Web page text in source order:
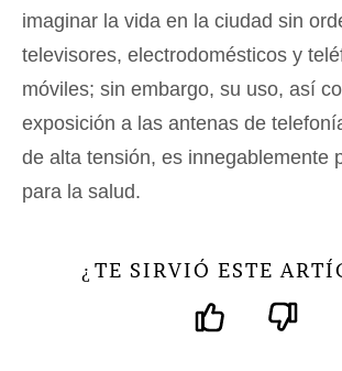
imaginar la vida en la ciudad sin
televisores, electrodomésticos y
móviles; sin embargo, su uso, así
exposición a las antenas de
de alta tensión, es innegablemente
para la salud.
¿ TE SIRVIÓ ESTE